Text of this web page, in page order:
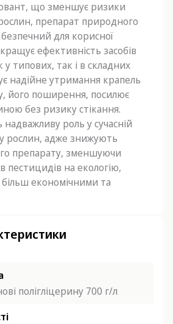
що зменшує ризики
препарат природного
для корисної
ефективність засобів
у типових, так і в складних
надійне утримання крапель
його поширення, посилює
без ризику стікання.
роль у сучасній
рослин, адже знижують
препарату, зменшуючи
пестицидів на екологію,
економічними та
полігліцерину 700 г/л